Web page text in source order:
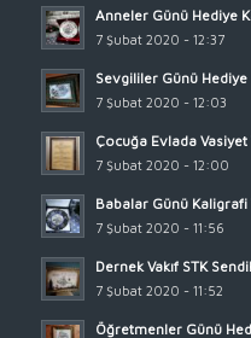
Anneler Günü Hediye
7 Şubat 2020 - 12:37
Sevgililer Günü Hediye
7 Şubat 2020 - 12:03
Çocuğa Evlada Vasiyet
7 Şubat 2020 - 12:00
Babalar Günü Kaligrafi
7 Şubat 2020 - 11:56
Dernek Vakıf STK
7 Şubat 2020 - 11:52
Öğretmenler Günü